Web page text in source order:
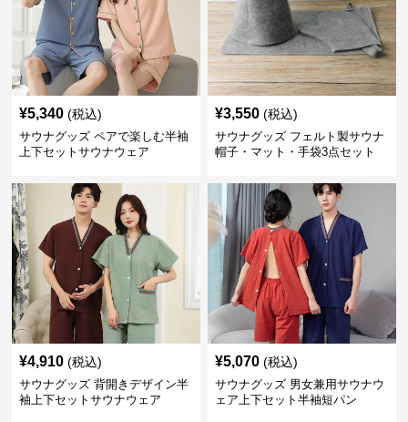
¥5,340 (税込)
サウナグッズ ペアで楽しむ半袖
上下セットサウナウェア
¥3,550 (税込)
サウナグッズ フェルト製サウナ
帽子・マット・手袋3点セット
¥4,910 (税込)
サウナグッズ 背開きデザイン半
袖上下セットサウナウェア
¥5,070 (税込)
サウナグッズ 男女兼用サウナウ
ェア上下セット半袖短パン